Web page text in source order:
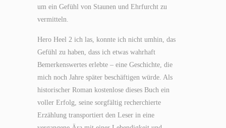
um ein Gefühl von Staunen und Ehrfurcht zu
vermitteln.
Hero Heel 2 ich las, konnte ich nicht umhin, das
Gefühl zu haben, dass ich etwas wahrhaft
Bemerkenswertes erlebte – eine Geschichte, die
mich noch Jahre später beschäftigen würde. Als
historischer Roman kostenlose dieses Buch ein
voller Erfolg, seine sorgfältig recherchierte
Erzählung transportiert den Leser in eine